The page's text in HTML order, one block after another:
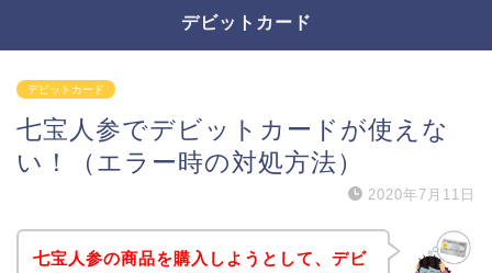
デビットカード
デビットカード
七宝人参でデビットカードが使えな
い！（エラー時の対処方法）
2020年7月11日
七宝人参の商品を購入しようとして、デビ